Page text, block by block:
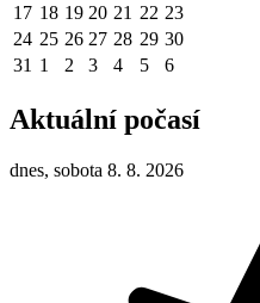
17 18 19 20 21 22 23
24 25 26 27 28 29 30
31 1 2 3 4 5 6
Aktuální počasí
dnes, sobota 8. 8. 2026